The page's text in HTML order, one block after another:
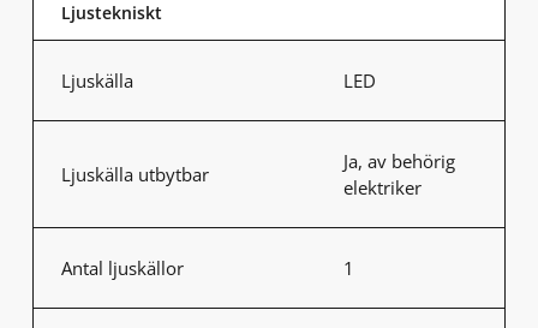
Ljustekniskt
Ljuskälla LED
Ljuskälla utbytbar
Ja, av behörig
elektriker
Antal ljuskällor 1